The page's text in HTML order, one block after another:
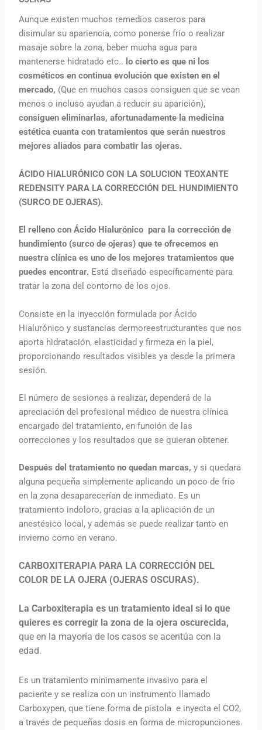
Aunque existen muchos remedios caseros para
disimular su apariencia, como ponerse frío o realizar
masaje sobre la zona, beber mucha agua para
mantenerse hidratado etc.. lo cierto es que ni los
cosméticos en continua evolución que existen en el
mercado, (Que en muchos casos consiguen que se vean
menos o incluso ayudan a reducir su aparición),
consiguen eliminarlas, afortunadamente la medicina
estética cuanta con tratamientos que serán nuestros
mejores aliados para combatir las ojeras.
ÁCIDO HIALURÓNICO CON LA SOLUCION TEOXANTE
REDENSITY PARA LA CORRECCIÓN DEL HUNDIMIENTO
(SURCO DE OJERAS).
El relleno con Ácido Hialurónico para la corrección de
hundimiento (surco de ojeras) que te ofrecemos en
nuestra clínica es uno de los mejores tratamientos que
puedes encontrar. Está diseñado específicamente para
tratar la zona del contorno de los ojos.
Consiste en la inyección formulada por Ácido
Hialurónico y sustancias dermoreestructurantes que nos
aporta hidratación, elasticidad y firmeza en la piel,
proporcionando resultados visibles ya desde la primera
sesión.
El número de sesiones a realizar, dependerá de la
apreciación del profesional médico de nuestra clínica
encargado del tratamiento, en función de las
correcciones y los resultados que se quieran obtener.
Después del tratamiento no quedan marcas,y si quedara
alguna pequeña simplemente aplicando un poco de frío
en la zona desaparecerían de inmediato. Es un
tratamiento indoloro, gracias a la aplicación de un
anestésico local, y además se puede realizar tanto en
invierno como en verano.
CARBOXITERAPIA PARA LA CORRECCIÓN DEL
COLOR DE LA OJERA (OJERAS OSCURAS).
La Carboxiterapia es un tratamiento ideal si lo que
quieres es corregir la zona de la ojera oscurecida,
que en la mayoría de los casos se acentúa con la
edad.
Es un tratamiento mínimamente invasivo para el
paciente y se realiza con un instrumento llamado
Carboxypen, que tiene forma de pistola e inyecta el CO2,
a través de pequeñas dosis en forma de micropunciones.